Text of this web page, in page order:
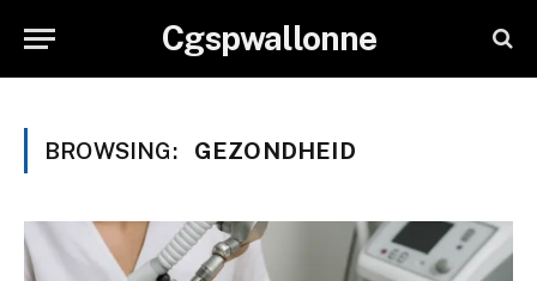
Cgspwallonne
BROWSING: GEZONDHEID